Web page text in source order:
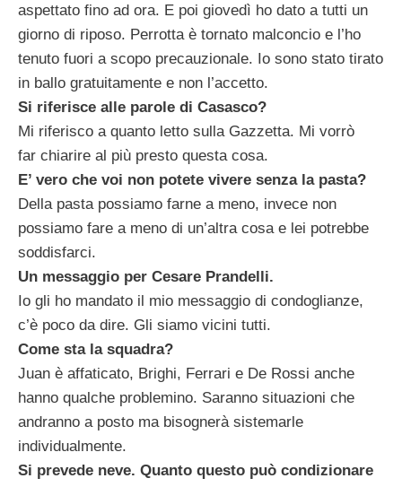
aspettato fino ad ora. E poi giovedì ho dato a tutti un
giorno di riposo. Perrotta è tornato malconcio e l’ho
tenuto fuori a scopo precauzionale. Io sono stato tirato
in ballo gratuitamente e non l’accetto.
Si riferisce alle parole di Casasco?
Mi riferisco a quanto letto sulla Gazzetta. Mi vorrò
far chiarire al più presto questa cosa.
E’ vero che voi non potete vivere senza la pasta?
Della pasta possiamo farne a meno, invece non
possiamo fare a meno di un’altra cosa e lei potrebbe
soddisfarci.
Un messaggio per Cesare Prandelli.
Io gli ho mandato il mio messaggio di condoglianze,
c’è poco da dire. Gli siamo vicini tutti.
Come sta la squadra?
Juan è affaticato, Brighi, Ferrari e De Rossi anche
hanno qualche problemino. Saranno situazioni che
andranno a posto ma bisognerà sistemarle
individualmente.
Si prevede neve. Quanto questo può condizionare